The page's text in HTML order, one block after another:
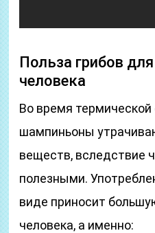
Польза грибов
человека
Во время термической
шампиньоны
веществ, вследствие
полезными.
виде приносит
человека, а именно: